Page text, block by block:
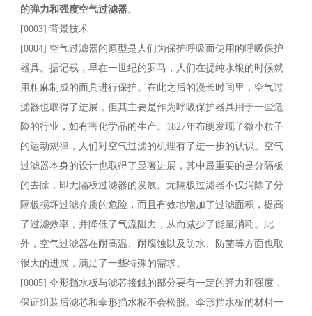
的弹力和强度空气过滤器。
[0003] 背景技术
[0004] 空气过滤器的原型是人们为保护呼吸而使用的呼吸保护
器具。据记载，早在一世纪的罗马，人们在提纯水银的时候就
用粗麻制成的面具进行保护。在此之后的漫长时间里，空气过
滤器也取得了进展，但其主要是作为呼吸保护器具用于一些危
险的行业，如有害化学品的生产。1827年布朗发现了微小粒子
的运动规律，人们对空气过滤的机理有了进一步的认识。空气
过滤器本身的设计也取得了显著进展，其中最重要的是分隔板
的去除，即无隔板过滤器的发展。无隔板过滤器不仅消除了分
隔板损坏过滤介质的危险，而且有效地增加了过滤面积，提高
了过滤效率，并降低了气流阻力，从而减少了能量消耗。此
外，空气过滤器在耐高温、耐腐蚀以及防水、防菌等方面也取
很大的进展，满足了一些特殊的需求。
[0005] 伞形挡水板与滤芯接触的部分要有一定的弹力和强度，
保证组装后滤芯和伞形挡水板不会松脱。伞形挡水板的材料一